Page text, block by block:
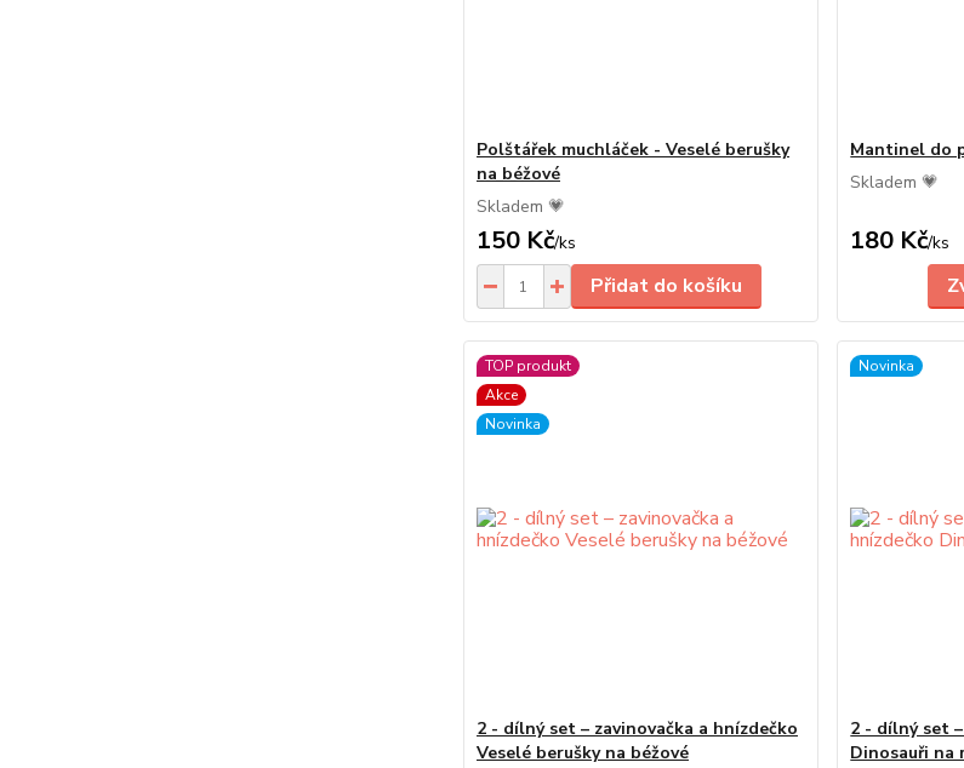
Polštářek muchláček - Veselé berušky
na béžové
Skladem 💗
150 Kč/ks
Přidat do košíku
Mantinel do
Skladem 💗
180 Kč/ks
TOP produkt
Akce
Novinka
2 - dílný set – zavinovačka a hnízdečko
Veselé berušky na béžové
Novinka
2 - dílný set
Dinosauři na